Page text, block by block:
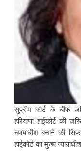
सुप्रीम कोर्ट के चीफ
हरियाणा हाईकोर्ट की
न्यायाधीश बनाने की
हाईकोर्ट का मुख्य